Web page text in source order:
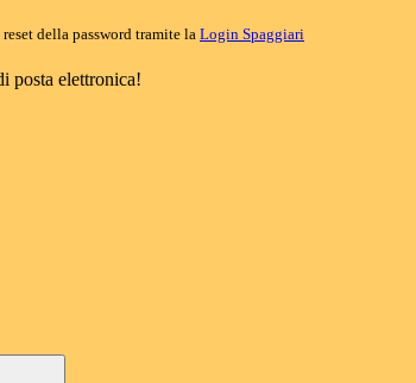
della password tramite la Login Spaggiari
posta elettronica!